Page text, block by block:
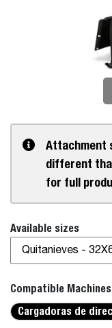
Attachment
different
for full
Available sizes
Quitanieves -
Compatible
Cargadoras de